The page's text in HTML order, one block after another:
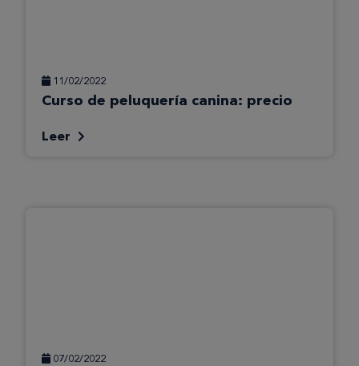
11/02/2022
Curso de peluquería canina: precio
Leer
07/02/2022